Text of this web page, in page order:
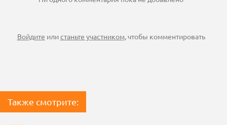
Войдите илистаньте участником, чтобы комментировать
Также смотрите: